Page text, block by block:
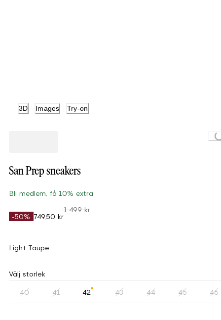
3D Images Try-on
San Prep sneakers
Bli medlem, få 10% extra
-50% 749,50 kr
1 499 kr
Light Taupe
Välj storlek
40 41 42 43 44 45 46